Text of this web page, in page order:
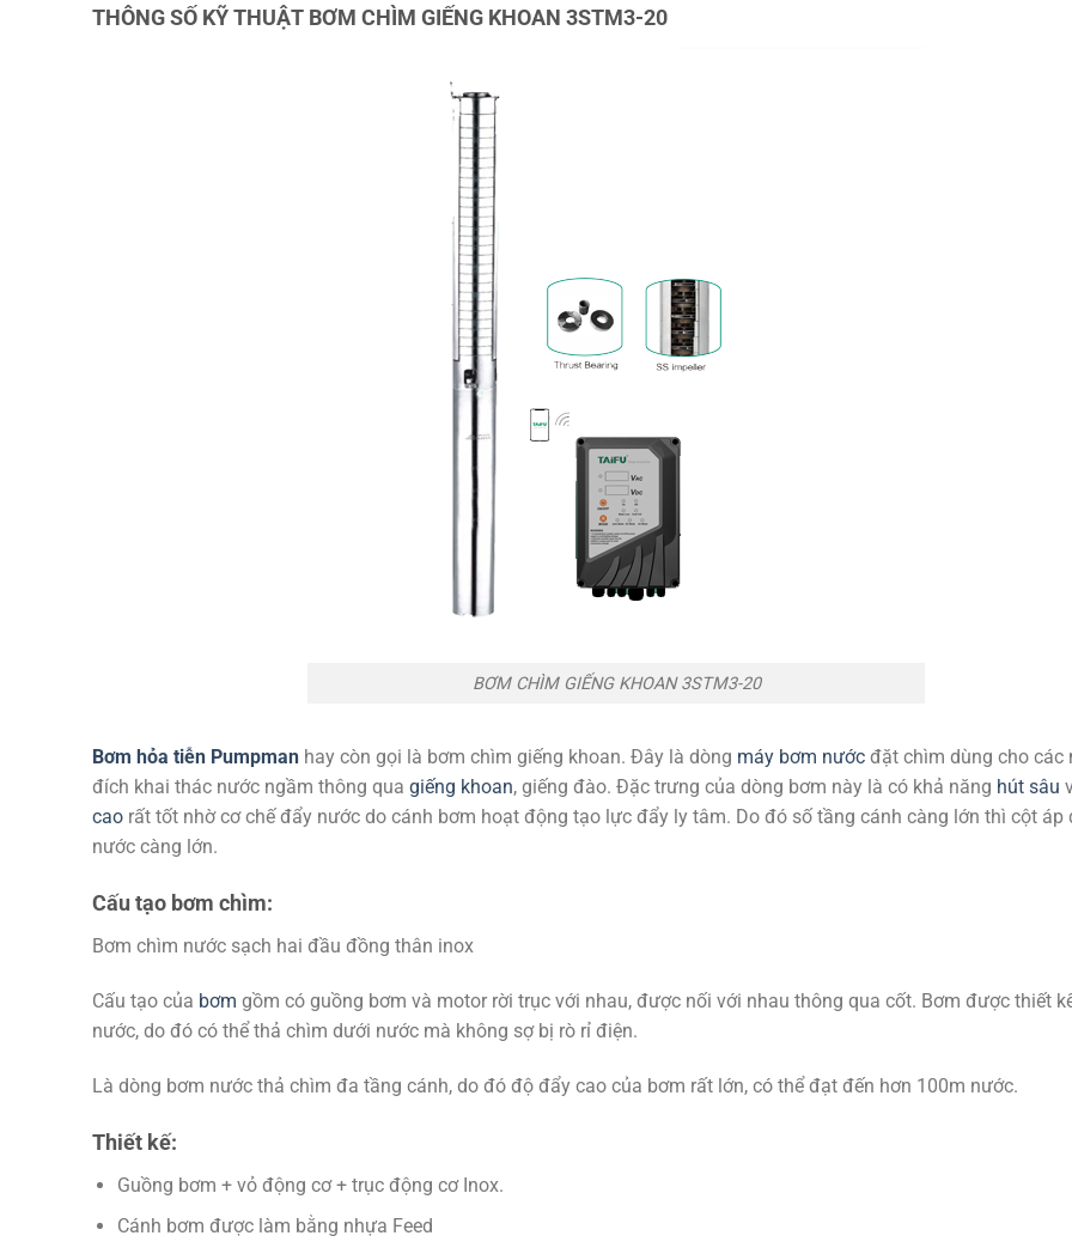
THÔNG SỐ KỸ THUẬT BƠM CHÌM GIẾNG KHOAN 3STM3-20
BƠM CHÌM GIẾNG KHOAN 3STM3-20
Bơm hỏa tiễn Pumpman hay còn gọi là bơm chìm giếng khoan. Đây là dòng máy bơm nước đặt chìm dùng cho các
đích khai thác nước ngầm thông qua giếng khoan, giếng đào. Đặc trưng của dòng bơm này là có khả năng hút sâu
cao rất tốt nhờ cơ chế đẩy nước do cánh bơm hoạt động tạo lực đẩy ly tâm. Do đó số tầng cánh càng lớn thì cột áp
nước càng lớn.
Cấu tạo bơm chìm:
Bơm chìm nước sạch hai đầu đồng thân inox
Cấu tạo của bơm gồm có guồng bơm và motor rời trục với nhau, được nối với nhau thông qua cốt. Bơm được thiết
nước, do đó có thể thả chìm dưới nước mà không sợ bị rò rỉ điện.
Là dòng bơm nước thả chìm đa tầng cánh, do đó độ đẩy cao của bơm rất lớn, có thể đạt đến hơn 100m nước.
Thiết kế:
Guồng bơm + vỏ động cơ + trục động cơ Inox.
Cánh bơm được làm bằng nhựa Feed